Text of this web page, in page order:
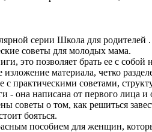
серии Школа для родителей .
советы для молодых мама.
это позволяет брать ее с собой
материала, четко
с практическими советами,
- она написана от первого лица
советы о том, как решиться
бояться.
пособием для женщин,